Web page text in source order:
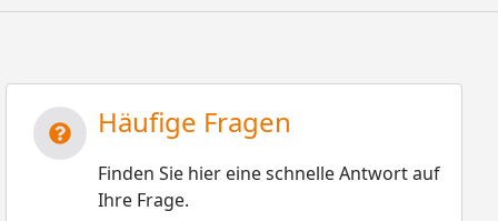
Häufige Fragen
Finden Sie hier eine schnelle Antwort auf
Ihre Frage.